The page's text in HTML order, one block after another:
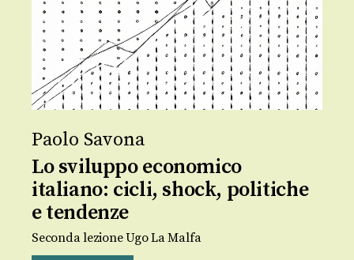
Paolo Savona
Lo sviluppo economico
italiano: cicli, shock, politiche
e tendenze
Seconda lezione Ugo La Malfa